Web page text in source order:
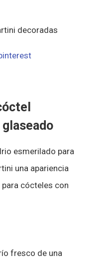
esmerilado para
una apariencia
cócteles con
fresco de una